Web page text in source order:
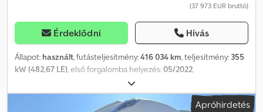
(37 973 EUR bruttó)
Érdeklődni Hívás
Állapot: használt, futásteljesítmény:416 034 km, teljesítmény: 355
kW (482,67 LE) , első forgalomba helyezés:05/2022
, össztömeg:
2 tengely, szín:fehér, hajtástípus:automata, kibocsátási osztály:
2022, Felszereltség:
ABS, elektronikusApróhirdetés